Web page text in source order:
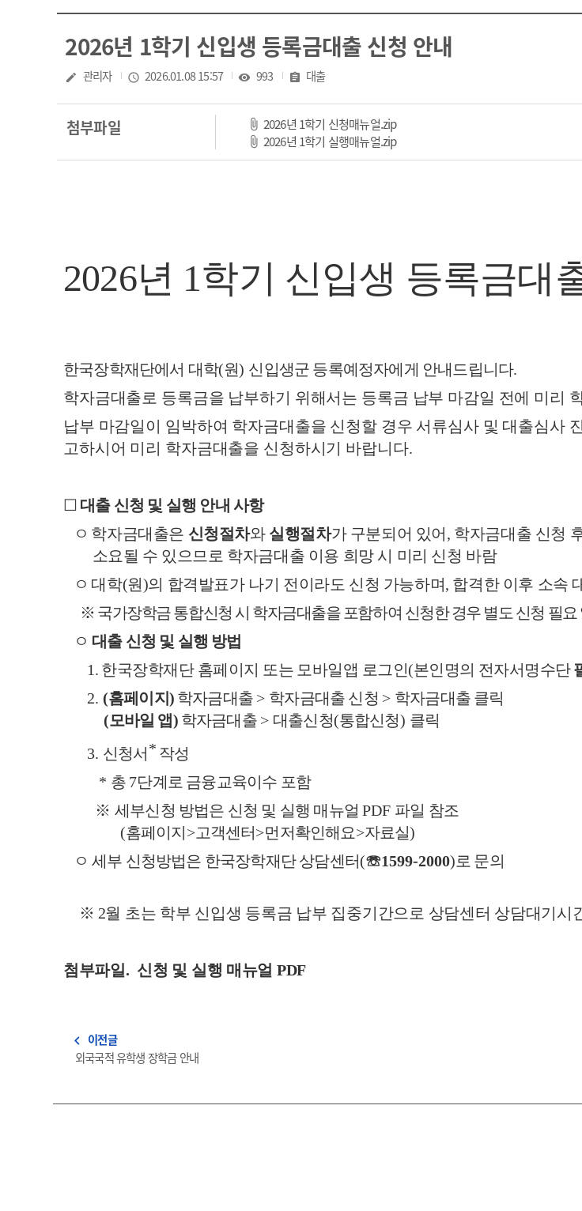
2026년 1학기 신입생 등록금대출 신청 안내
작성자
create 관리자 작성일
access_time 2026.01.08 15:57 조회수
visibility 993 분류
assignment 대출
첨부파일 2026년 1학기 신청매뉴얼.zip파일 다운로드
2026년 1학기 실행매뉴얼.zip파일 다운로드
2026년 1학기 신입생 등록금대
한국장학재단에서 대학(원) 신입생군 등록예정자에게 안내드립니다.
학자금대출로 등록금을 납부하기 위해서는 등록금 납부 마감일 전에 미리
납부 마감일이 임박하여 학자금대출을 신청할 경우 서류심사 및 대출심사
고하시어 미리 학자금대출을 신청하시기 바랍니다.
☐ 대출 신청 및 실행 안내 사항
ㅇ 학자금대출은 신청절차와 실행절차가 구분되어 있어, 학자금대출 신청
소요될 수 있으므로 학자금대출 이용 희망 시 미리 신청 바람
ㅇ 대학(원)의 합격발표가 나기 전이라도 신청 가능하며, 합격한 이후 소속
※ 국가장학금 통합신청 시 학자금대출을 포함하여 신청한 경우 별도 신청 필요
ㅇ 대출 신청 및 실행 방법
1. 한국장학재단 홈페이지 또는 모바일앱 로그인(본인명의 전자서명수단
2. (홈페이지) 학자금대출 > 학자금대출 신청 > 학자금대출 클릭
(모바일 앱) 학자금대출 > 대출신청(통합신청) 클릭
3. 신청서 * 작성
* 총 7단계로 금융교육이수 포함
※ 세부신청 방법은 신청 및 실행 매뉴얼PDF 파일 참조
(홈페이지 >고객센터>먼저확인해요>자료실)
ㅇ 세부 신청방법은 한국장학재단 상담센터(☏1599-2000)로 문의
※ 2월 초는 학부 신입생 등록금 납부 집중기간으로 상담센터 상담대기시
첨부파일. 신청 및 실행 매뉴얼 PDF
navigate_before 이전글
외국국적 유학생 장학금 안내